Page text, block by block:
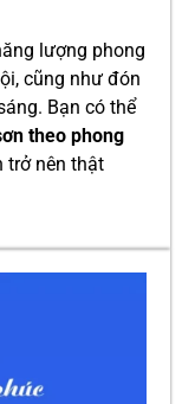
lượng phong
cũng như đón
Bạn có thể
theo phong
trở nên thật